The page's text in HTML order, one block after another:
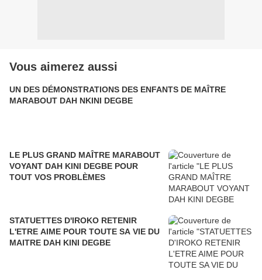
Vous aimerez aussi
UN DES DÉMONSTRATIONS DES ENFANTS DE MAÎTRE
MARABOUT DAH NKINI DEGBE
LE PLUS GRAND MAÎTRE MARABOUT
VOYANT DAH KINI DEGBE POUR
TOUT VOS PROBLÈMES
STATUETTES D'IROKO RETENIR
L'ETRE AIME POUR TOUTE SA VIE DU
MAITRE DAH KINI DEGBE